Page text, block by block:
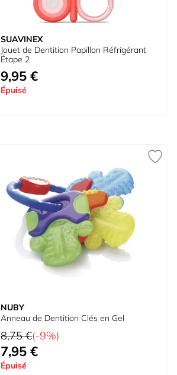
SUAVINEX
Jouet de Dentition Papillon Réfrigérant
Étape 2
9,95 €
Épuisé
NUBY
Anneau de Dentition Clés en Gel
Prix normal
8,75 €(-9%)
Prix spécial
7,95 €
Épuisé